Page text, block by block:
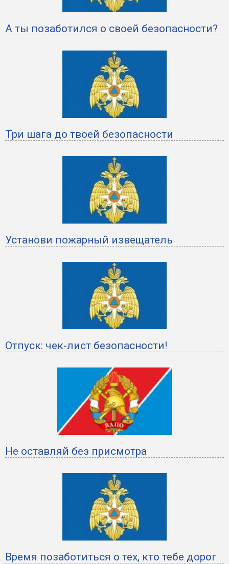
А ты позаботился о своей безопасности?
Три шага до твоей безопасности
Установи пожарный извещатель
Отпуск: чек-лист безопасности!
Не оставляй без присмотра
Время позаботиться о тех, кто тебе дорог